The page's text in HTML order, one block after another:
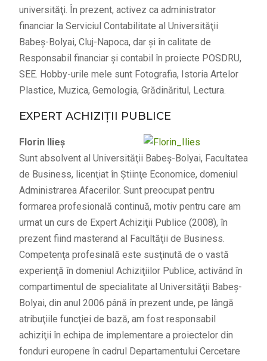
universităţi. În prezent, activez ca administrator
financiar la Serviciul Contabilitate al Universităţii
Babeş-Bolyai, Cluj-Napoca, dar şi în calitate de
Responsabil financiar şi contabil în proiecte POSDRU,
SEE. Hobby-urile mele sunt Fotografia, Istoria Artelor
Plastice, Muzica, Gemologia, Grădinăritul, Lectura.
EXPERT ACHIZIŢII PUBLICE
Florin Ilieş
Sunt absolvent al Universităţii Babeş-Bolyai, Facultatea
de Business, licenţiat în Ştiinţe Economice, domeniul
Administrarea Afacerilor. Sunt preocupat pentru
formarea profesională continuă, motiv pentru care am
urmat un curs de Expert Achiziţii Publice (2008), în
prezent fiind masterand al Facultăţii de Business.
Competenţa profesinală este susţinută de o vastă
experienţă în domeniul Achiziţiilor Publice, activând în
compartimentul de specialitate al Universităţii Babeş-
Bolyai, din anul 2006 până în prezent unde, pe lângă
atribuţiile funcţiei de bază, am fost responsabil
achiziţii în echipa de implementare a proiectelor din
fonduri europene în cadrul Departamentului Cercetare